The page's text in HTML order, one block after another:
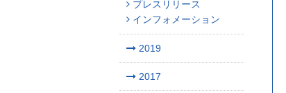
プレスリリース
インフォメーション
2019
2017